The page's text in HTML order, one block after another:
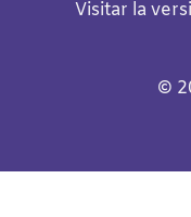
Visitar la
©️